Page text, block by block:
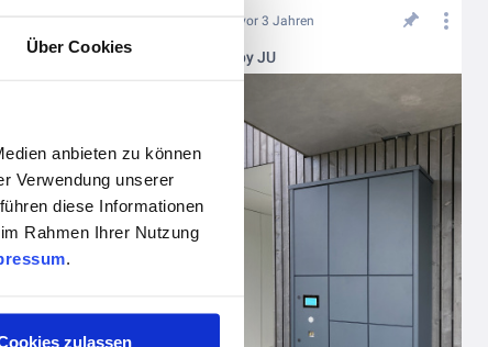
Über Cookies
anbieten zu können
Verwendung unserer
diese Informationen
Rahmen Ihrer Nutzung
.
zulassen
vor 3 Jahren
MySmartBox by JU